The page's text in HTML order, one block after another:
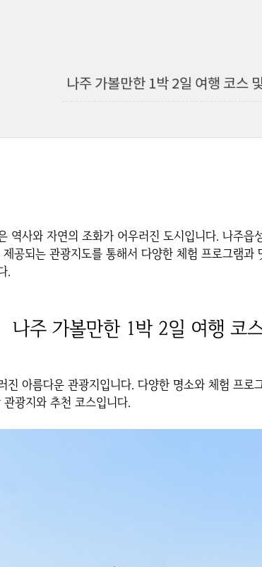
나주 가볼만한 1박 2일 여행 코스
역사와 자연의 조화가 어우러진 도시입니다. 나주
공되는 관광지도를 통해서 다양한 체험 프로그램
.
나주 가볼만한 1박 2일 여행 코
진 아름다운 관광지입니다. 다양한 명소와 체험 프
광지와 추천 코스입니다.